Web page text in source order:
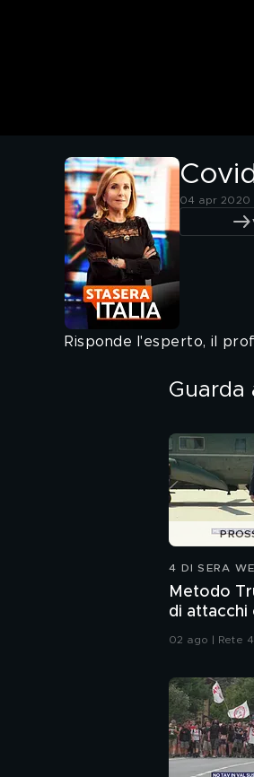
04 apr 2020
Risponde l'esperto, il
Guarda
4 DI SERA
Metodo
di attacchi
02 ago | Rete 4